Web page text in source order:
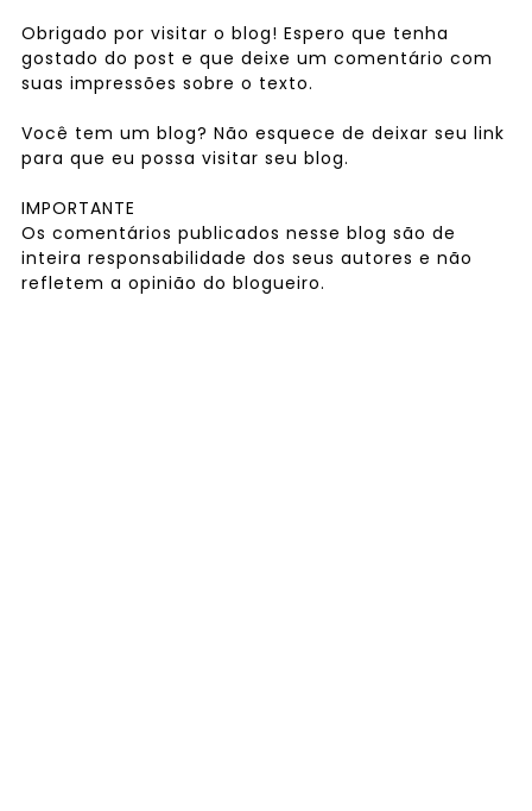
Obrigado por visitar o blog! Espero que tenha
gostado do post e que deixe um comentário com
suas impressões sobre o texto.
Você tem um blog? Não esquece de deixar seu link
para que eu possa visitar seu blog.
IMPORTANTE
Os comentários publicados nesse blog são de
inteira responsabilidade dos seus autores e não
refletem a opinião do blogueiro.